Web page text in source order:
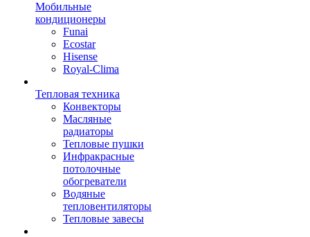
Мобильные
кондиционеры
Funai
Ecostar
Hisense
Royal-Clima
Тепловая техника
Конвекторы
Масляные
радиаторы
Тепловые пушки
Инфракрасные
потолочные
обогреватели
Водяные
тепловентиляторы
Тепловые завесы